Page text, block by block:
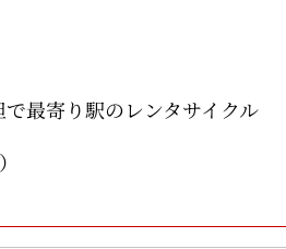
最寄り駅のレンタサイクル